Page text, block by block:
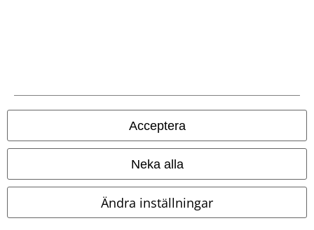
Acceptera
Neka alla
Ändra inställningar
Villkor
Om oss
Avfallshantering och miljöskydd